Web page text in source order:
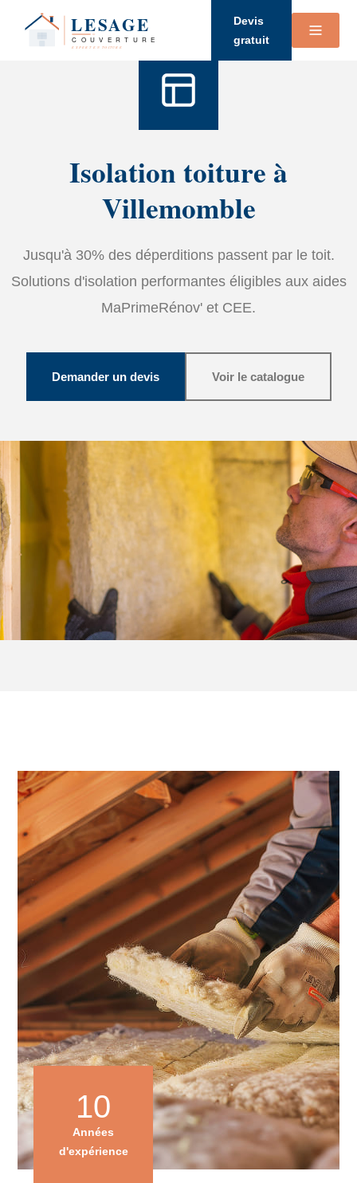
Devis
gratuit
Isolation toiture à
Villemomble
Jusqu'à 30% des déperditions passent par le toit.
Solutions d'isolation performantes éligibles aux aides
MaPrimeRénov' et CEE.
Demander un devis Voir le catalogue
10
Années
d'expérience